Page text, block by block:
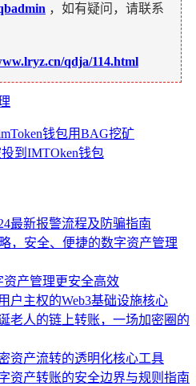
，如有疑问，请联系
qdja/114.html
钱包用BAG挖矿
到IMTOken钱包
最新报警流程及防骗指南
，安全、便捷的数字资产管理
资产管理更安全高效
户主权的Web3基础设施核心
老人的链上转账，一场加密圈的
资产流转的透明化核心工具
资产转账的安全边界与规则指南